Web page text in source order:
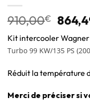
910,00€
Kit intercooler
Turbo 99 KW/135 PS
Réduit la température
Merci de préciser si